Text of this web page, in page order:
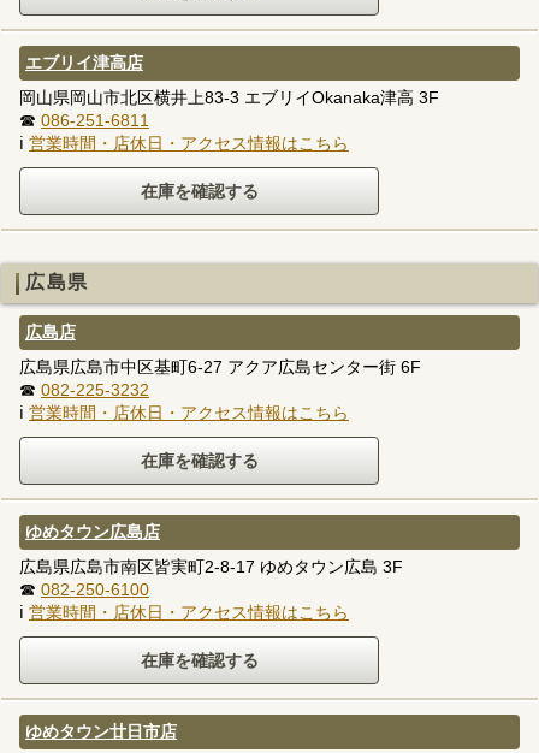
エブリイ津高店
岡山県岡山市北区横井上83-3 エブリイOkanaka津高 3F
☎ 086-251-6811
ℹ 営業時間・店休日・アクセス情報はこちら
広島県
広島店
広島県広島市中区基町6-27 アクア広島センター街 6F
☎ 082-225-3232
ℹ 営業時間・店休日・アクセス情報はこちら
ゆめタウン広島店
広島県広島市南区皆実町2-8-17 ゆめタウン広島 3F
☎ 082-250-6100
ℹ 営業時間・店休日・アクセス情報はこちら
ゆめタウン廿日市店